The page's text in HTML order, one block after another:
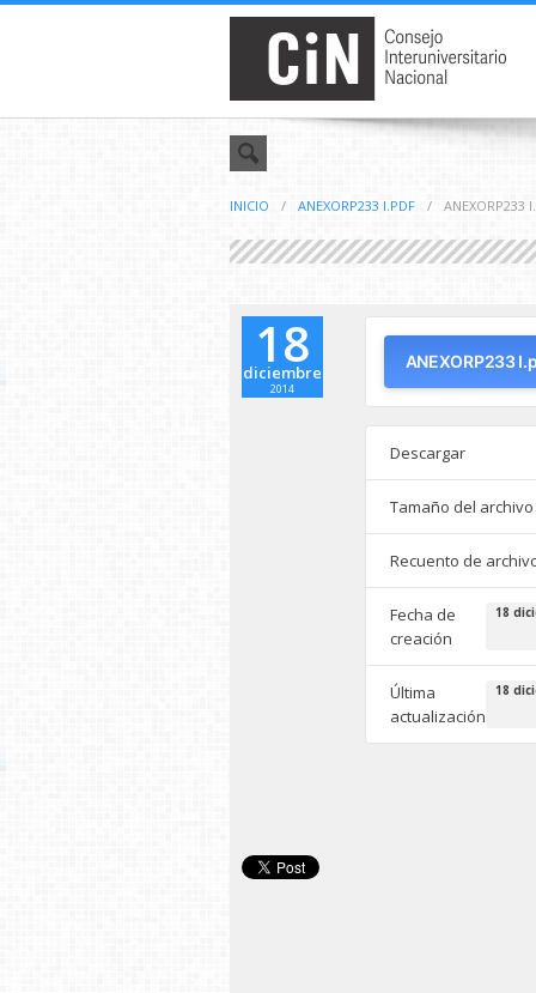
INICIO / ANEXORP233 I.PDF / ANEXORP233
18
diciembre
2014
ANEXORP233
Descargar
Tamaño del archivo
Recuento de
Fecha de
creación
18
Última
actualización
18